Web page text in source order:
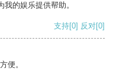
的娱乐提供帮助。
支持[0] 反对[0]
便。